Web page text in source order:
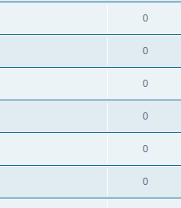
0
0
0
0
0
0